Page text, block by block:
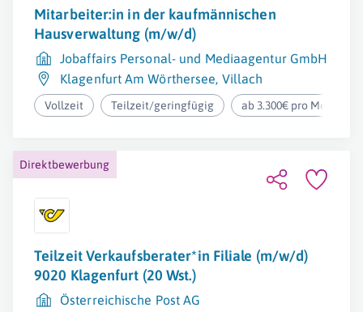
Mitarbeiter:in in der kaufmännischen
Hausverwaltung (m/w/d)
Jobaffairs Personal- und Mediaagentur GmbH
Klagenfurt Am Wörthersee, Villach
Vollzeit Teilzeit/geringfügig ab 3.300€ pro Monat
Direktbewerbung
Teilzeit Verkaufsberater*in Filiale (m/w/d)
9020 Klagenfurt (20 Wst.)
Österreichische Post AG